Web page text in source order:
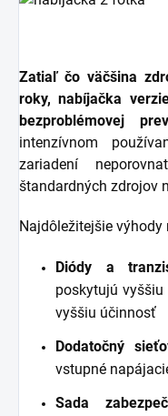
Zatiaľ čo väčšina
roky, nabíjačka
bezproblémovej
intenzívnom
zariadení
štandardných zdrojov
Najdôležitejšie výhody
Diódy a
poskytujú
vyššiu účinnosť
Dodatočný
vstupné
Sada